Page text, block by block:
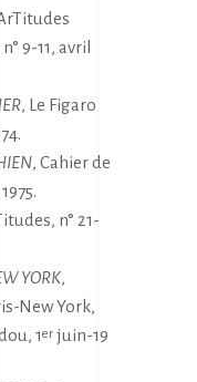
9-11, avril
, Le Figaro
, Cahier de
n° 21-
YORK,
New York,
1er juin-19